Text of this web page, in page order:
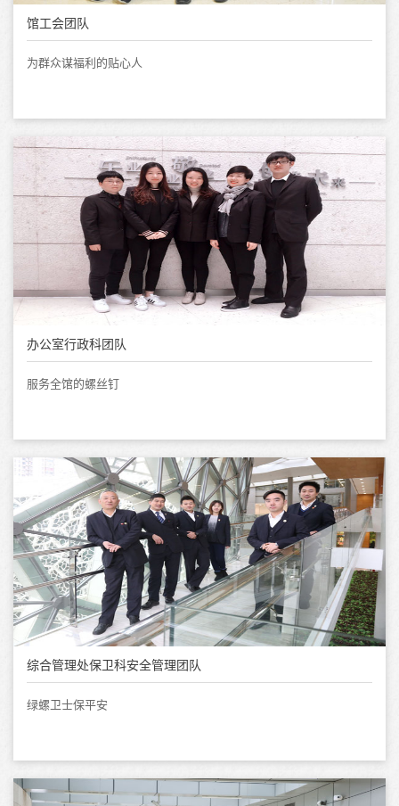
馆工会团队
为群众谋福利的贴心人
办公室行政科团队
服务全馆的螺丝钉
综合管理处保卫科安全管理团队
绿螺卫士保平安